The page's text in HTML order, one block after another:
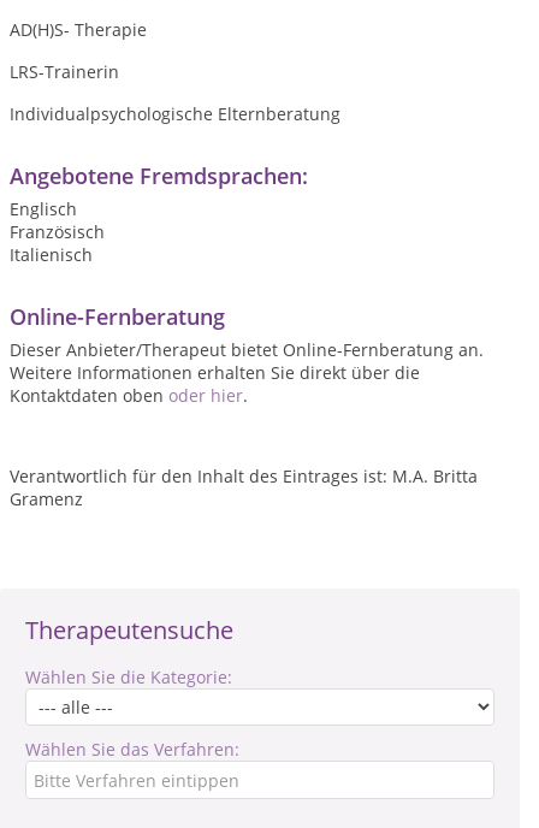
Therapeutensuche
Wählen Sie die Kategorie:
Wählen Sie das Verfahren:
AD(H)S- Therapie
LRS-Trainerin
Individualpsychologische Elternberatung
Angebotene Fremdsprachen:
Englisch
Französisch
Italienisch
Online-Fernberatung
Dieser Anbieter/Therapeut bietet Online-Fernberatung an.
Weitere Informationen erhalten Sie direkt über die
Kontaktdaten oben oder hier.
Verantwortlich für den Inhalt des Eintrages ist: M.A. Britta
Gramenz